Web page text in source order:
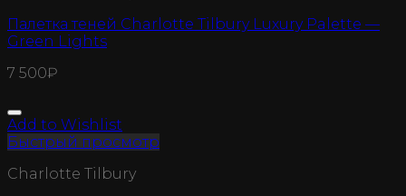
Палетка теней Charlotte Tilbury Luxury Palette —
Green Lights
7 500₽
Add to Wishlist
Быстрый просмотр
Charlotte Tilbury